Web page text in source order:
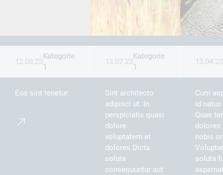
12.08.23
Kategorie
1
Eos sint tenetur.
13.07.23
Kategorie
1
Sint architecto
adipisci ut. In
perspiciatis quasi
dolore
voluptatem et
dolores Dicta
soluta
consequuntur aut
13.04.23
Cum
id
Quae
dolores
nobis
soluta